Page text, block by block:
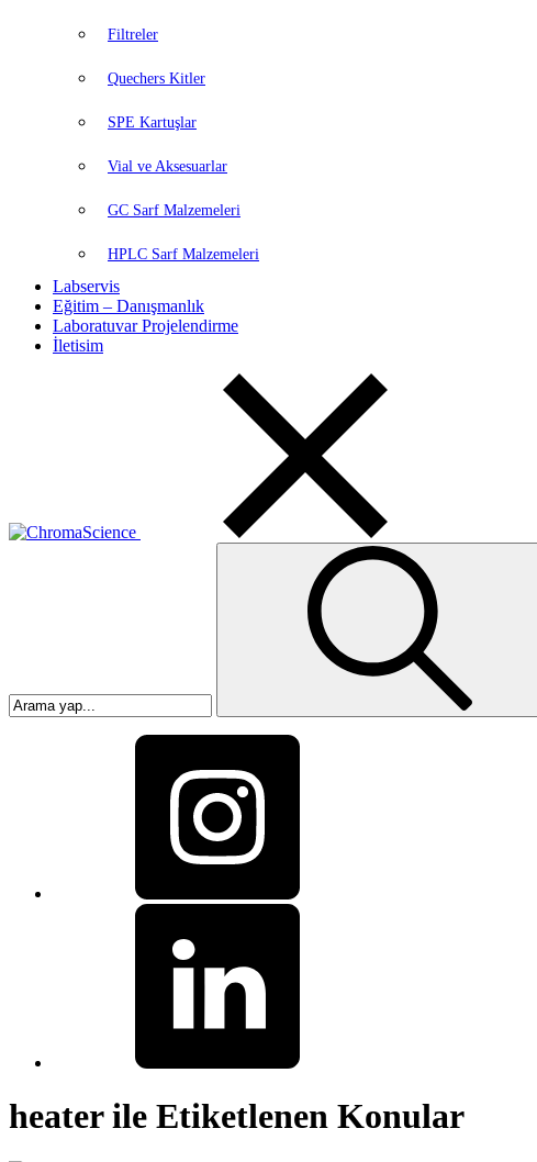
Filtreler
Quechers Kitler
SPE Kartuşlar
Vial ve Aksesuarlar
GC Sarf Malzemeleri
HPLC Sarf Malzemeleri
Labservis
Eğitim – Danışmanlık
Laboratuvar Projelendirme
İletisim
heater ile Etiketlenen Konular